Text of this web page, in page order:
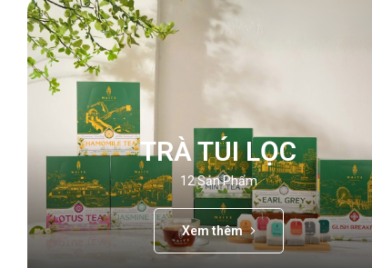
TRÀ TÚI LỌC
12Sản Phẩm
Xem thêm